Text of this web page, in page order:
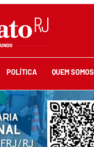
POLÍTICA QUEM SOMOS